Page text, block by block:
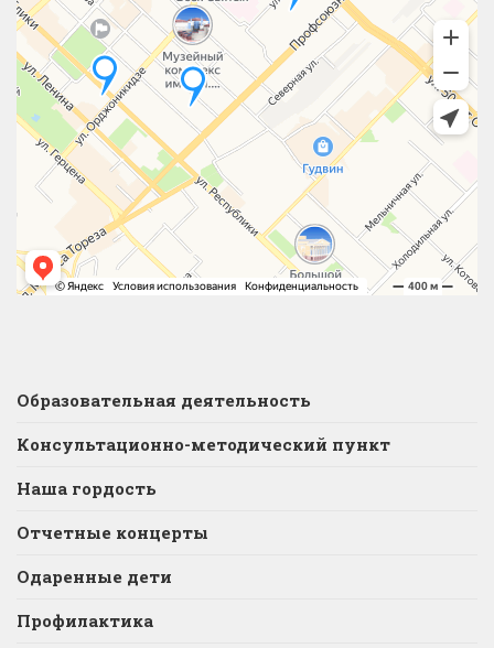
Образовательная деятельность
Консультационно-методический пункт
Наша гордость
Отчетные концерты
Одаренные дети
Профилактика